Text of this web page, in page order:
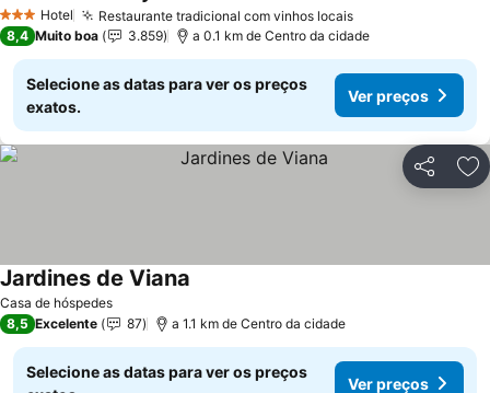
3 EstrelasHotel Restaurante tradicional com vinhos locaisVer preços
8,4 Muito boa 3.859 a 0.1 km de Centro da cidade
Selecione as datas para ver os preços
exatos.
Ver preços
Partilhar
Casa de hóspedes
Jardines de Viana
8,5 Excelente 87 a 1.1 km de Centro da cidade
Selecione as datas para ver os preços
Ver preços